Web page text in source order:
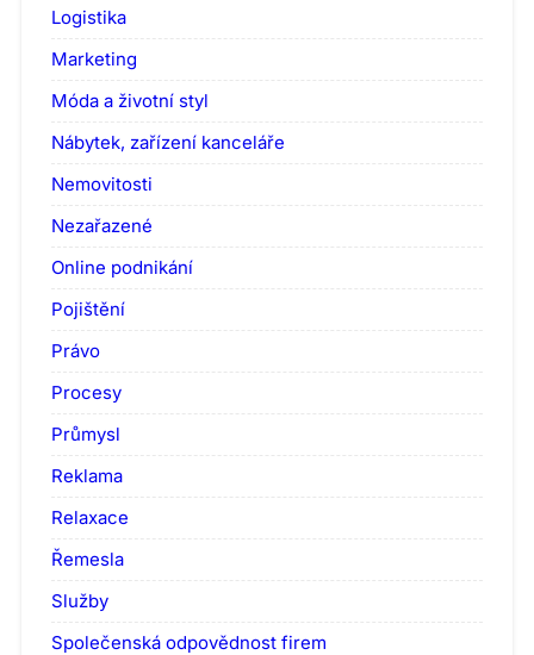
Logistika
Marketing
Móda a životní styl
Nábytek, zařízení kanceláře
Nemovitosti
Nezařazené
Online podnikání
Pojištění
Právo
Procesy
Průmysl
Reklama
Relaxace
Řemesla
Služby
Společenská odpovědnost firem